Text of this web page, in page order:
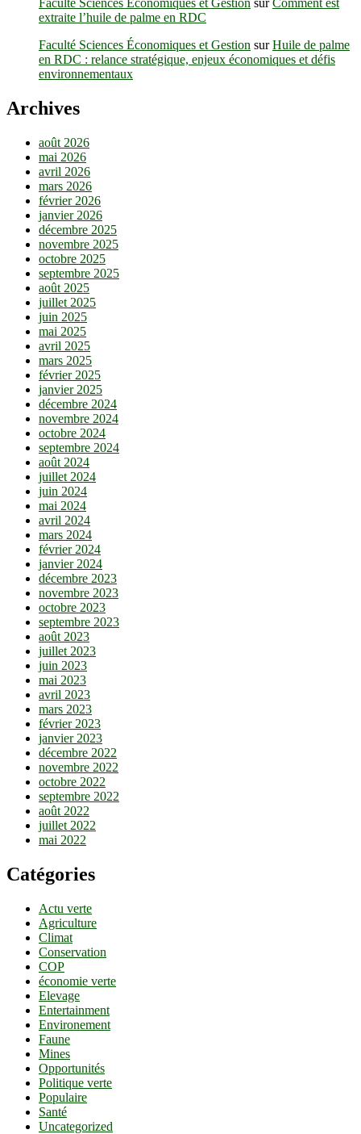
extraite l’huile de palme en RDC
Faculté Sciences Économiques et Gestion surHuile de palme
en RDC : relance stratégique, enjeux économiques et défis
environnementaux
Archives
août 2026
mai 2026
avril 2026
mars 2026
février 2026
janvier 2026
décembre 2025
novembre 2025
octobre 2025
septembre 2025
août 2025
juillet 2025
juin 2025
mai 2025
avril 2025
mars 2025
février 2025
janvier 2025
décembre 2024
novembre 2024
octobre 2024
septembre 2024
août 2024
juillet 2024
juin 2024
mai 2024
avril 2024
mars 2024
février 2024
janvier 2024
décembre 2023
novembre 2023
octobre 2023
septembre 2023
août 2023
juillet 2023
juin 2023
mai 2023
avril 2023
mars 2023
février 2023
janvier 2023
décembre 2022
novembre 2022
octobre 2022
septembre 2022
août 2022
juillet 2022
mai 2022
Catégories
Actu verte
Agriculture
Climat
Conservation
COP
économie verte
Elevage
Entertainment
Environement
Faune
Mines
Opportunités
Politique verte
Populaire
Santé
Uncategorized